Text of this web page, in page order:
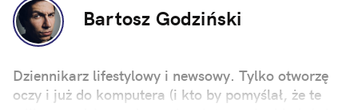
Bartosz Godziński
Dziennikarz lifestylowy i newsowy. Tylko otworzę
oczy i już do komputera (i kto by pomyślał, że te